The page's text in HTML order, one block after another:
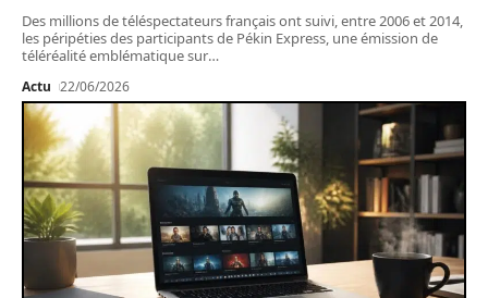
Des millions de téléspectateurs français ont suivi, entre 2006 et 2014,
les péripéties des participants de Pékin Express, une émission de
téléréalité emblématique sur…
Actu 22/06/2026